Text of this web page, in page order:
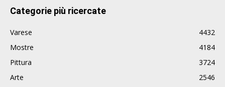
Categorie più ricercate
Varese
4432
Mostre
4184
Pittura
3724
Arte
2546